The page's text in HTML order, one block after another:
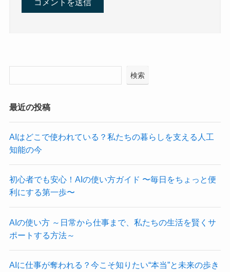
検索
最近の投稿
AIはどこで使われている？私たちの暮らしを支える人工
知能の今
初心者でも安心！AIの使い方ガイド 〜毎日をちょっと便
利にする第一歩〜
AIの使い方 ～日常から仕事まで、私たちの生活を賢くサ
ポートする方法～
AIに仕事が奪われる？今こそ知りたい“本当”と未来の歩き